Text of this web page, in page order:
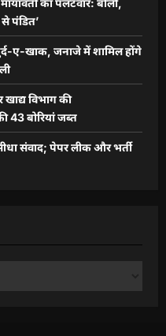
का पलटवार: बोलीं,
पंडित’
ए-खाक, जनाजे में शामिल होंगे
विभाग की
43 बोरियां जब्त
संवाद; पेपर लीक और भर्ती